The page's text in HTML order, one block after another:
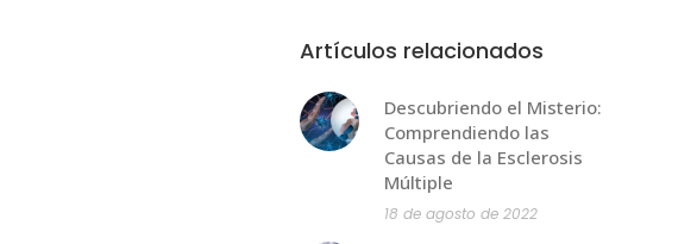
Artículos relacionados
Descubriendo el Misterio:
Comprendiendo las
Causas de la Esclerosis
Múltiple
18 de agosto de 2022